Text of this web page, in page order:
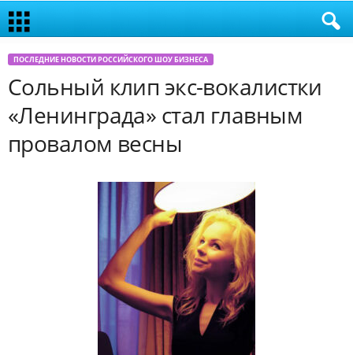
ПОСЛЕДНИЕ НОВОСТИ РОССИЙСКОГО ШОУ БИЗНЕСА
Сольный клип экс-вокалистки
«Ленинграда» стал главным
провалом весны